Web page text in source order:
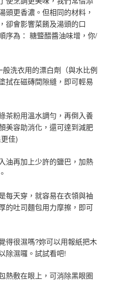
頭更香濃。但相同的材料，
卻會影響菜餚及湯頭的口
序為： 糖盬醋醬油味增，你/
般洗衣用的漂白劑（與水比例
拭在磁磚間隙縫，即可輕易
茶粉用溫水調勻，再倒入養
美容助消化，還可達到減肥
佳)
油再加上少許的鹽巴，加熱
每天穿，就容易在衣領與袖
的吐司麵包用力摩擦，即可
得很濕嗎?妳可以用報紙把木
除濕囉。試試看吧!
熱敷在眼上，可消除黑眼圈